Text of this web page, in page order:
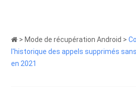
> Mode de récupération Android >
l'historique des appels supprimés
en 2021